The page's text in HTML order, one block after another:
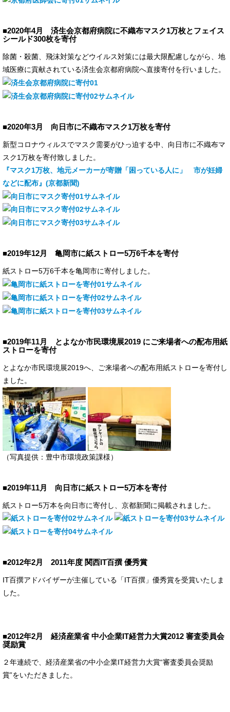
■2020年4月 済生会京都府病院に不織布マスク1万枚とフェイス
シールド300枚を寄付
除菌・殺菌、飛沫対策などウイルス対策には最大限配慮しながら、地
域医療に貢献されている済生会京都府病院へ直接寄付を行いました。
■2020年3月 向日市に不織布マスク1万枚を寄付
新型コロナウィルスでマスク需要がひっ迫する中、向日市に不織布マ
スク1万枚を寄付致しました。
『マスク1万枚、地元メーカーが寄贈「困っている人に」 市が妊婦
などに配布』(京都新聞)
■2019年12月 亀岡市に紙ストロー5万6千本を寄付
紙ストロー5万6千本を亀岡市に寄付しました。
■2019年11月 とよなか市民環境展2019 にご来場者への配布用紙
ストローを寄付
とよなか市民環境展2019へ、ご来場者への配布用紙ストローを寄付し
ました。
（写真提供：豊中市環境政策課様）
■2019年11月 向日市に紙ストロー5万本を寄付
紙ストロー5万本を向日市に寄付し、京都新聞に掲載されました。
■2012年2月 2011年度 関西IT百撰 優秀賞
IT百撰アドバイザーが主催している「IT百撰」優秀賞を受賞いたしま
した。
■2012年2月 経済産業省 中小企業IT経営力大賞2012 審査委員会
奨励賞
２年連続で、経済産業省の中小企業IT経営力大賞“審査委員会奨励
賞”をいただきました。